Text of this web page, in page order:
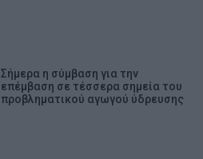
Σήμερα η σύμβαση για την
επέμβαση σε τέσσερα σημεία του
προβληματικού αγωγού ύδρευσης